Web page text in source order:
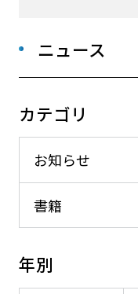
ニュース
カテゴリ
お知らせ
書籍
年別